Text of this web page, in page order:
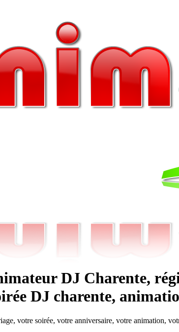
DJ Charente,
DJ charente,
votre soirée, votre anniversaire, votre animation,